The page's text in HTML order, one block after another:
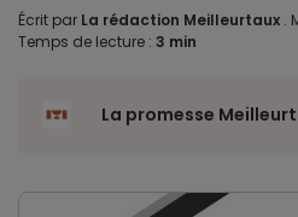
Écrit par La rédaction Meilleurtaux .
Temps de lecture : 3 min
La promesse